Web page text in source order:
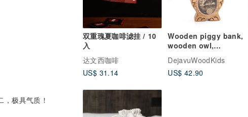
双重瑰夏咖啡滤挂 / 10
入
达文西咖啡
US$ 31.14
Wooden piggy bank,
wooden owl,
Customized gift coin
bank, animal money
box
DejavuWoodKids
US$ 42.90
极具气质！